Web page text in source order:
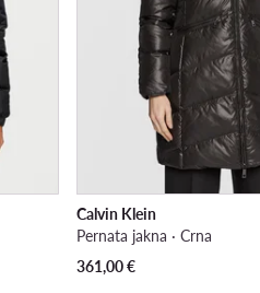
Calvin Klein
Pernata jakna · Crna
361,00€